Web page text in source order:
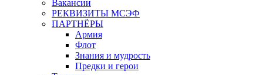
Вакансии
РЕКВИЗИТЫ МСЭФ
ПАРТНЁРЫ
Армия
Флот
Знания и мудрость
Предки и герои